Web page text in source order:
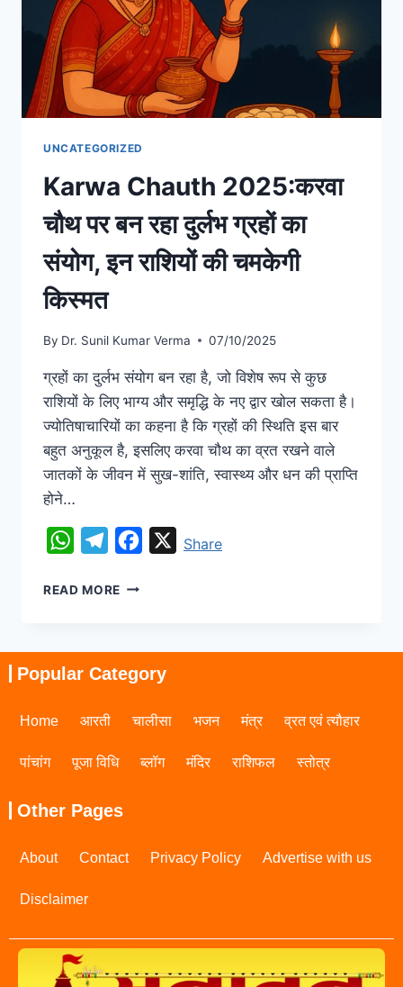
UNCATEGORIZED
Karwa Chauth 2025:करवा
चौथ पर बन रहा दुर्लभ ग्रहों का
संयोग, इन राशियों की चमकेगी
किस्मत
By Dr. Sunil Kumar Verma 07/10/2025
ग्रहों का दुर्लभ संयोग बन रहा है, जो विशेष रूप से कुछ
राशियों के लिए भाग्य और समृद्धि के नए द्वार खोल सकता है।
ज्योतिषाचारियों का कहना है कि ग्रहों की स्थिति इस बार
बहुत अनुकूल है, इसलिए करवा चौथ का व्रत रखने वाले
जातकों के जीवन में सुख-शांति, स्वास्थ्य और धन की प्राप्ति
होने…
WhatsAppTelegramFacebook
XShare
READ MORE
Popular Category
Home आरती चालीसा भजन मंत्र व्रत एवं त्यौहार
पांचांग पूजा विधि ब्लॉग मंदिर राशिफल स्तोत्र
Other Pages
About Contact Privacy Policy Advertise with us
Disclaimer